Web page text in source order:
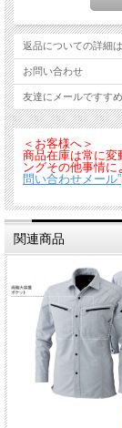
返品についての詳細
お問い合わせ
友達にメールですす
＜お客様へ＞
商品在庫は常に変
ングその他事情
問い合わせメール”
関連商品